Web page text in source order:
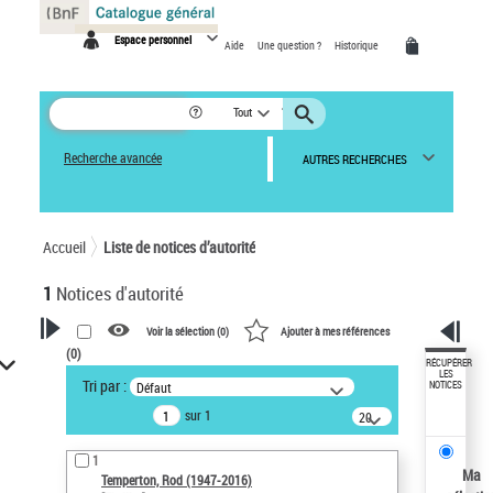
Espace personnel Aide Une question ? Historique
Tout
Recherche avancée AUTRES RECHERCHES
Accueil Liste de notices d’autorité
1 Notices d'autorité
VOTRE RECHERCHE
Recherche avancée dans les
notices d’autorité
Œuvres liées à l'auteur :
Temperton, Rod (1947-2016)
Voir la sélection (0) Ajouter à mes références
(0)
Tri par : Défaut
sur 1
20
résultats/page
1
Temperton, Rod (1947-2016)
RÉCUPÉRER
LES
NOTICES
Ma
Panneau de gestion des cookies